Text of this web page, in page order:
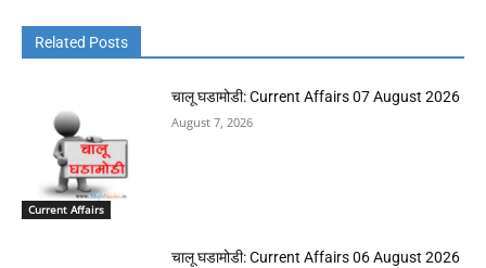
Related Posts
Current Affairs
चालू घडामोडी: Current Affairs 07 August 2026
August 7, 2026
चालू घडामोडी: Current Affairs 06 August 2026